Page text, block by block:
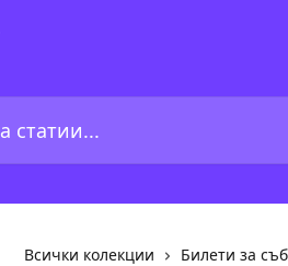
Всички колекции
Билети за